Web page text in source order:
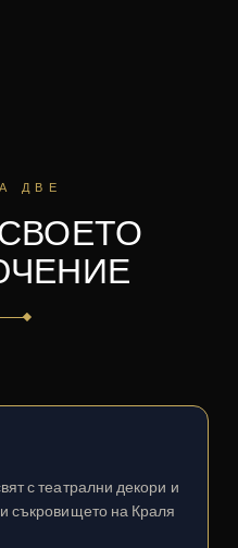
ДВЕ
с театрални декори и
съкровището на Краля